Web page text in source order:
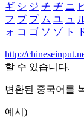
ギ シ ジ チ ヂ ニ
フ ブ プ ム ユ ュ
ォ コ ゴ ソ ゾ ト
http://
할 수 있습니다.
변환된 중국어를
예시)